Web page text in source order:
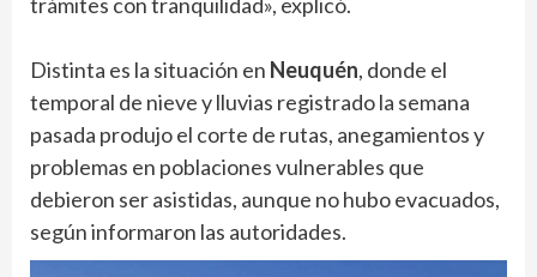
Distinta es la situación en Neuquén, donde el
temporal de nieve y lluvias registrado la semana
pasada produjo el corte de rutas, anegamientos y
problemas en poblaciones vulnerables que
debieron ser asistidas, aunque no hubo evacuados,
según informaron las autoridades.